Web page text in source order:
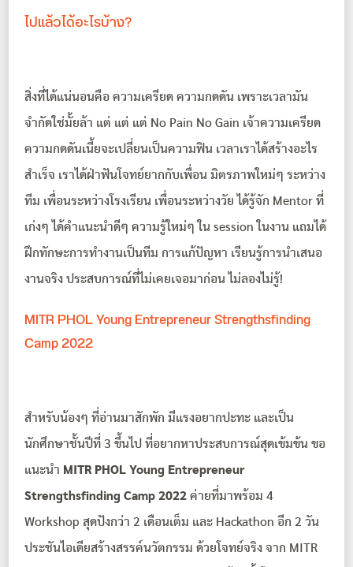
ไปแล้วได้อะไรบ้าง?
สิ่งที่ได้แน่นอนคือ ความเครียด ความกดดัน เพราะเวลามัน
จำกัดใช่มั้ยล้า แต่ แต่ แต่ No Pain No Gain เจ้าความเครียด
ความกดดันเนี้ยจะเปลี่ยนเป็นความฟิน เวลาเราได้สร้างอะไร
สำเร็จ เราได้ฝ่าฟันโจทย์ยากกับเพื่อน มิตรภาพใหม่ๆ ระหว่าง
ทีม เพื่อนระหว่างโรงเรียน เพื่อนระหว่างวัย ได้รู้จัก Mentor ที่
เก่งๆ ได้คำแนะนำดีๆ ความรู้ใหม่ๆ ใน session ในงาน แถมได้
ฝึกทักษะการทำงานเป็นทีม การแก้ปัญหา เรียนรู้การนำเสนอ
งานจริง ประสบการณ์ที่ไม่เคยเจอมาก่อน ไม่ลองไม่รู้!
MITR PHOL Young Entrepreneur Strengthsfinding
Camp 2022
สำหรับน้องๆ ที่อ่านมาสักพัก มีแรงอยากปะทะ และเป็น
นักศึกษาชั้นปีที่ 3 ขึ้นไป ที่อยากหาประสบการณ์สุดเข้มข้น ขอ
แนะนำ MITR PHOL Young Entrepreneur
Strengthsfinding Camp 2022 ค่ายที่มาพร้อม 4
Workshop สุดปังกว่า 2 เดือนเต็ม และ Hackathon อีก 2 วัน
ประชันไอเดียสร้างสรรค์นวัตกรรม ด้วยโจทย์จริง จาก MITR